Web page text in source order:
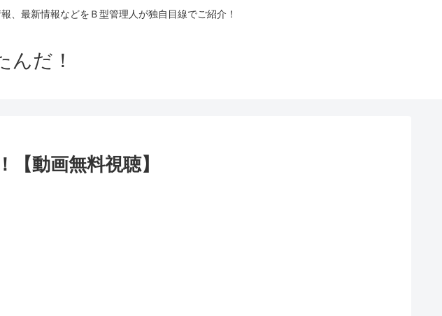
、最新情報などをＢ型管理人が独自目線でご紹介！
んだ！
動画無料視聴】